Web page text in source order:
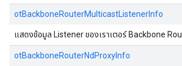
otBackboneRouterMulticastListenerInfo
แสดงข้อมูล Listener ของเราเตอร์ Backbone
otBackboneRouterNdProxyInfo